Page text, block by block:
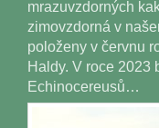
mrazuvzdorných
zimovzdorná v
položeny v červnu
Haldy. V roce 2023
Echinocereusů…